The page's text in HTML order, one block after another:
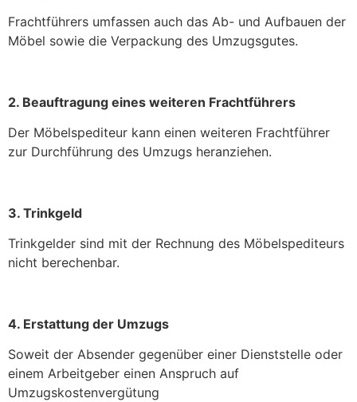
Frachtführers umfassen auch das Ab- und Aufbauen der
Möbel sowie die Verpackung des Umzugsgutes.
2. Beauftragung eines weiteren Frachtführers
Der Möbelspediteur kann einen weiteren Frachtführer
zur Durchführung des Umzugs heranziehen.
3. Trinkgeld
Trinkgelder sind mit der Rechnung des Möbelspediteurs
nicht berechenbar.
4. Erstattung der Umzugs
Soweit der Absender gegenüber einer Dienststelle oder
einem Arbeitgeber einen Anspruch auf
Umzugskostenvergütung